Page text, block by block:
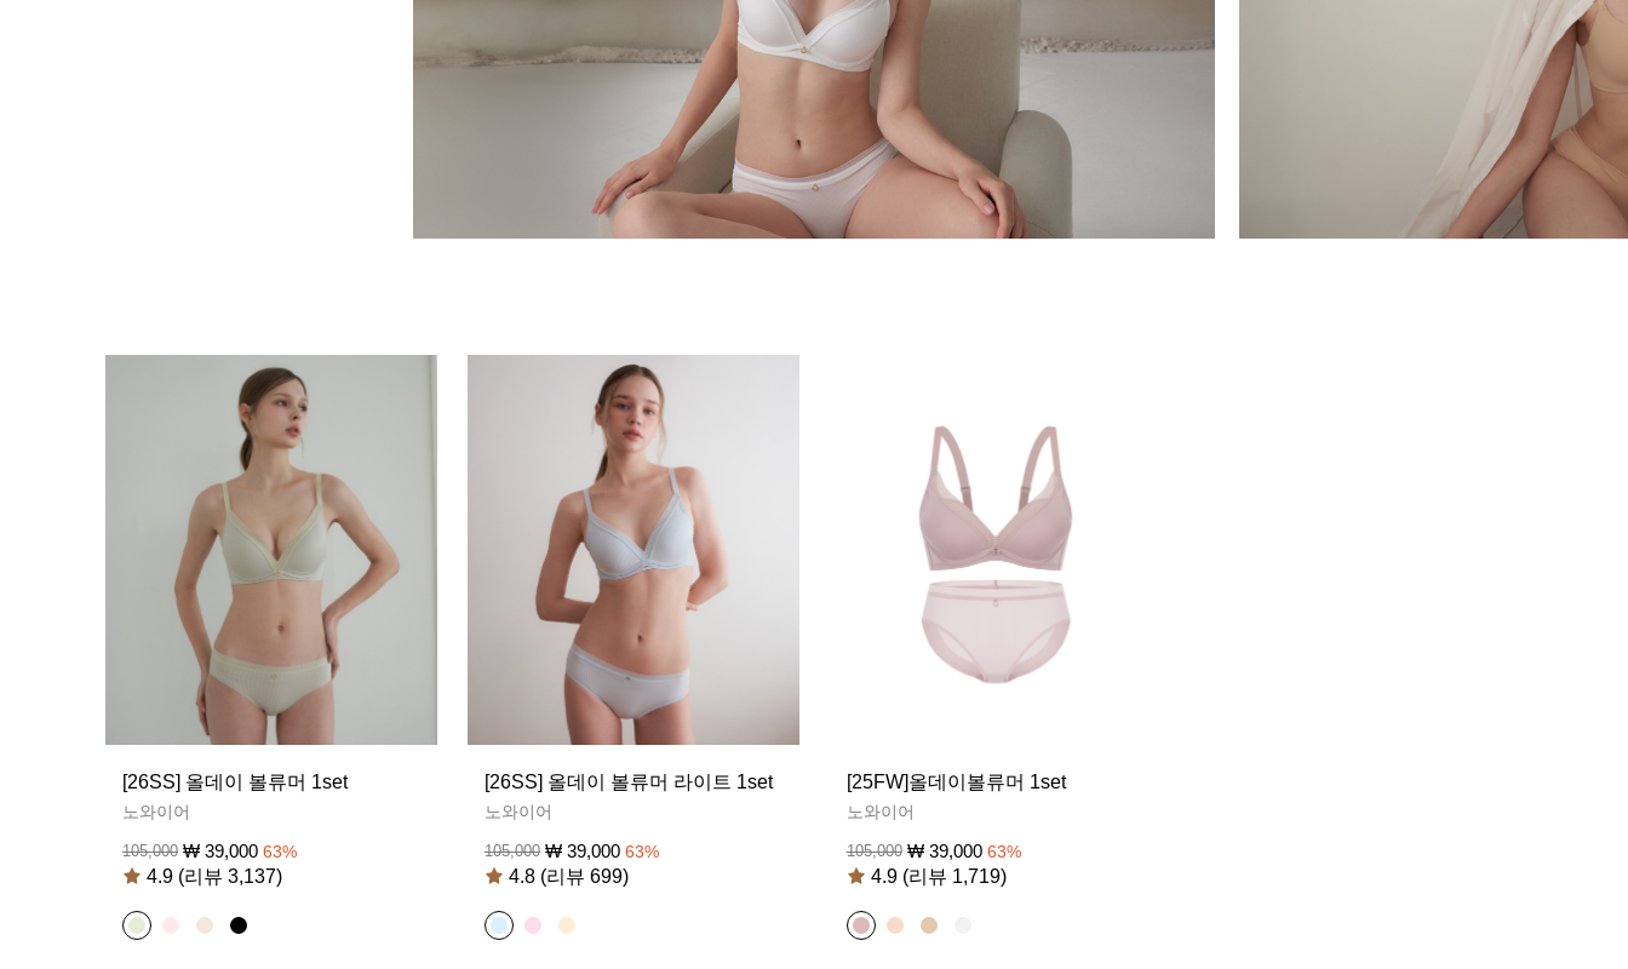
[26SS] 올데이 볼류머 1set
노와이어
105,000 ₩ 39,000 63%
4.9 (리뷰 3,137)
[26SS] 올데이 볼류머 라이트 1set
노와이어
105,000 ₩ 39,000 63%
4.8 (리뷰 699)
[25FW]올데이볼류머 1set
노와이어
105,000 ₩ 39,000 63%
4.9 (리뷰 1,719)